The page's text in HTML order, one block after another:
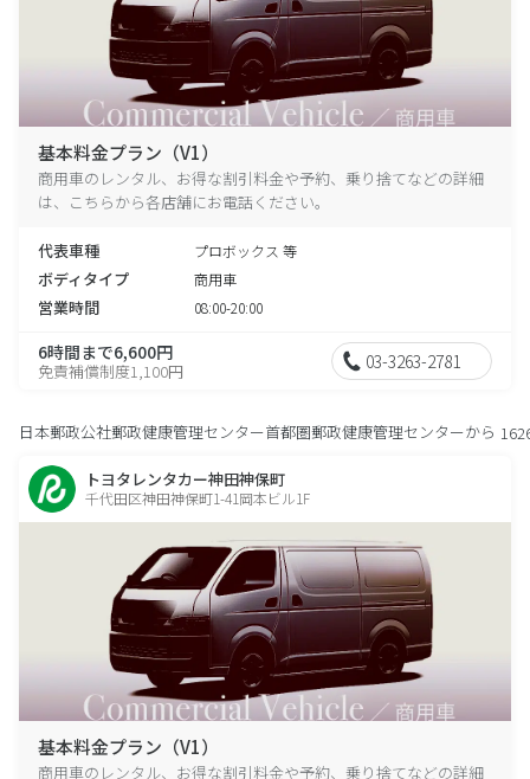
基本料金プラン（V1）
商用車のレンタル、お得な割引料金や予約、乗り捨てなどの詳細
は、こちらから各店舗にお電話ください。
代表車種 プロボックス 等
ボディタイプ 商用車
営業時間 08:00-20:00
6時間まで6,600円
免責補償制度1,100円 03-3263-2781
日本郵政公社郵政健康管理センター首都圏郵政健康管理センターから
トヨタレンタカー神田神保町
千代田区神田神保町1-41岡本ビル1F
基本料金プラン（V1）
商用車のレンタル、お得な割引料金や予約、乗り捨てなどの詳細